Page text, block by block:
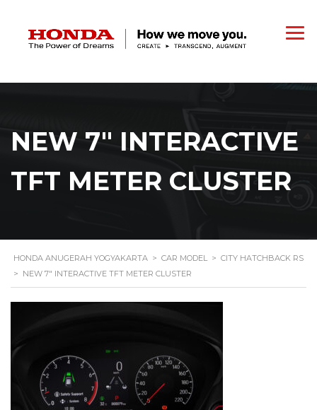
NEW 7″ INTERACTIVE
TFT METER CLUSTER
HONDA ANUGERAH YOGYAKARTA > CAR MODEL > CITY HATCHBACK RS
> NEW 7″ INTERACTIVE TFT METER CLUSTER